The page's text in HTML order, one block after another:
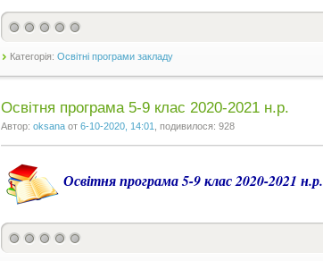
Категорія: Освітні програми закладу
Освітня програма 5-9 клас 2020-2021 н.р.
Автор: oksana от 6-10-2020, 14:01 , подивилося: 928
Освітня програма 5-9 клас 2020-2021 н.р.